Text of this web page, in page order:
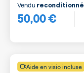
50,00 €
Vendu reconditionné
A
Aide en visio incluse